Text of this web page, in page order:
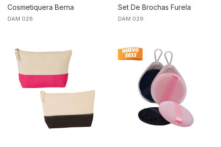
Cosmetiquera Berna
DAM 028
Set De Brochas Furela
DAM 029